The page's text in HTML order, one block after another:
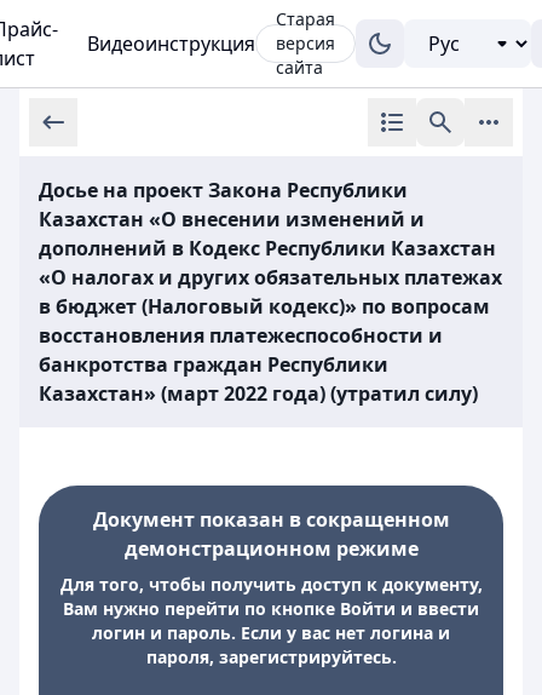
Видеоинструкция
Старая
версия
сайта
Досье на проект Закона Республики
Казахстан «О внесении изменений и
дополнений в Кодекс Республики Казахстан
«О налогах и других обязательных платежах
в бюджет (Налоговый кодекс)» по вопросам
восстановления платежеспособности и
банкротства граждан Республики
Казахстан» (март 2022 года) (утратил силу)
Документ показан в сокращенном
демонстрационном режиме
Для того, чтобы получить доступ к документу,
Вам нужно перейти по кнопке Войти и ввести
логин и пароль. Если у вас нет логина и
пароля, зарегистрируйтесь.